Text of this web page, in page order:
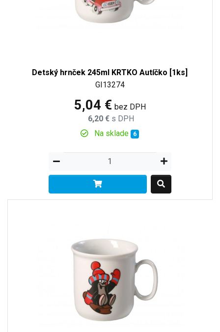
Detský hrnček 245ml KRTKO Autíčko [1ks]
GI13274
5,04 € bez DPH
6,20 € s DPH
Na sklade 6